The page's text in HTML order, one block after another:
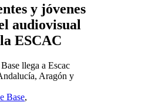
y jóvenes
audiovisual
ESCAC
llega a Escac
Aragón y
Base,